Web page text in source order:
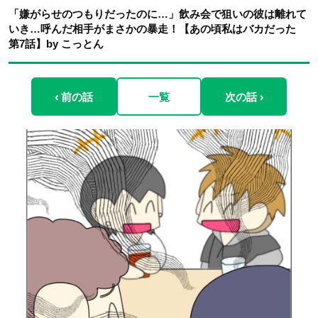
「嫌がらせのつもりだったのに…」飲み会で狙いの彼は離れて
いき…呼んだ相手がまさかの暴走！【あの頃私はバカだった
第7話】by こっとん
‹ 前の話 一覧 次の話 ›